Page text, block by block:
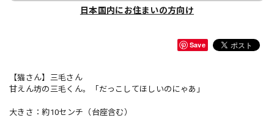
日本国内にお住まいの方向け
Save
【猫さん】三毛さん
甘えん坊の三毛くん。「だっこしてほしいのにゃあ」
大きさ：約10センチ（台座含む）